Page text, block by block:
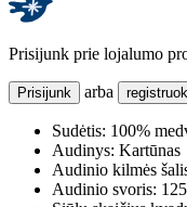
Prisijunk prie lojalumo
Prisijunk arba
Sudėtis: 100%
Audinys: Kartūnas
Audinio kilmės
Audinio svoris: